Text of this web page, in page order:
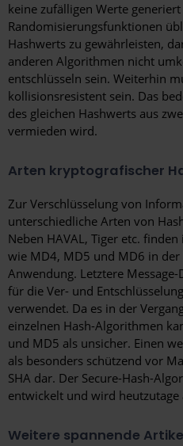
keine zufälligen Werte
Randomisierungsfunktionen
Hashwerts zu gewährleisten,
anderen Algorithmen nicht
entschlüsseln sein. Weiterhin
kollisionsresistent sein. Das
des gleichen Hashwerts aus
vermieden wird.
Arten kryptografischer
Zur Verschlüsselung von
unterschiedliche Arten von
Neben HAVAL, Tiger etc.
wie MD4, MD5 und MD6 in
Anwendung. Letztere
für die Ver- und
verwendet. Da es in der
einzelnen Hash-Algorithmen
und MD5 als unsicher. Einen
als besonders schützend vor
SHA dar. Der Secure-Hash-
entwickelt und wird heutzutage
Weitere spannende